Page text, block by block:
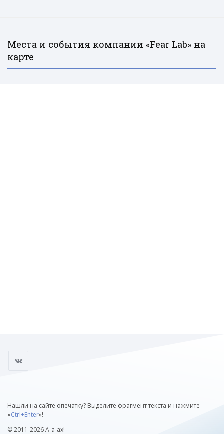
Места и события компании «Fear Lab» на
карте
Нашли на сайте опечатку? Выделите фрагмент текста и нажмите
«Ctrl+Enter»!
© 2011-2026 А-а-ах!